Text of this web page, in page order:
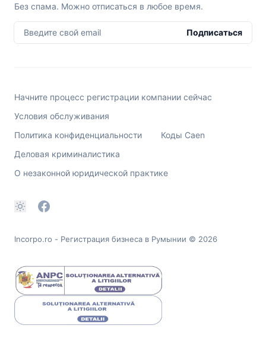
Без спама. Можно отписаться в любое время.
Введите свой email Подписаться
Начните процесс регистрации компании сейчас
Условия обслуживания
Политика конфиденциальности
Коды Caen
Деловая криминалистика
О незаконной юридической практике
Incorpo.ro - Регистрация бизнеса в Румынии © 2026